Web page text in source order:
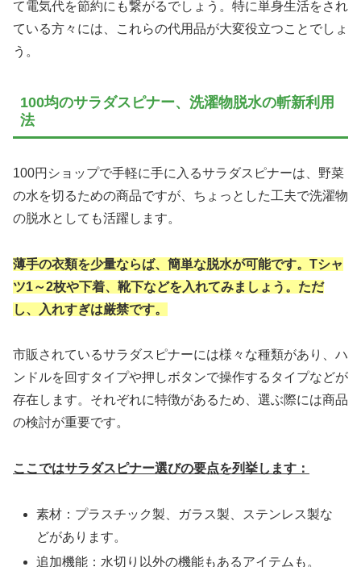
て電気代を節約にも繋がるでしょう。特に単身生活をされ
ている方々には、これらの代用品が大変役立つことでしょ
う。
100均のサラダスピナー、洗濯物脱水の斬新利用
法
100円ショップで手軽に手に入るサラダスピナーは、野菜
の水を切るための商品ですが、ちょっとした工夫で洗濯物
の脱水としても活躍します。
薄手の衣類を少量ならば、簡単な脱水が可能です。Tシャ
ツ1～2枚や下着、靴下などを入れてみましょう。ただ
し、入れすぎは厳禁です。
市販されているサラダスピナーには様々な種類があり、ハ
ンドルを回すタイプや押しボタンで操作するタイプなどが
存在します。それぞれに特徴があるため、選ぶ際には商品
の検討が重要です。
ここではサラダスピナー選びの要点を列挙します：
素材：プラスチック製、ガラス製、ステンレス製な
どがあります。
追加機能：水切り以外の機能もあるアイテムも。